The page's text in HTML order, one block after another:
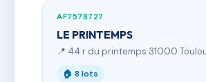
AF7578727
LE PRINTEMPS
📍 44 r du printemps 31000
🏠 8 lots